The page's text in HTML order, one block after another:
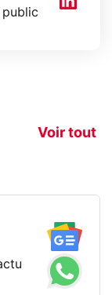
Voir tout